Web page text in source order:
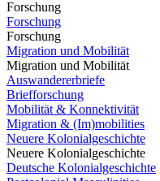
Forschung
Forschung
Forschung
Migration und Mobilität
Migration und Mobilität
Auswandererbriefe
Briefforschung
Mobilität & Konnektivität
Migration & (Im)mobilities
Neuere Kolonialgeschichte
Neuere Kolonialgeschichte
Deutsche Kolonialgeschichte